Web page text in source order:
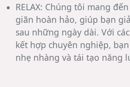
RELAX: Chúng tôi mang
giãn hoàn hảo, giúp bạn
sau những ngày dài. Với
kết hợp chuyên nghiệp,
nhẹ nhàng và tái tạo năng